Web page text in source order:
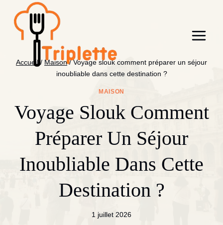
contenu
Accueil / Maison / Voyage slouk comment préparer un séjour
inoubliable dans cette destination ?
MAISON
Voyage Slouk Comment
Préparer Un Séjour
Inoubliable Dans Cette
Destination ?
1 juillet 2026